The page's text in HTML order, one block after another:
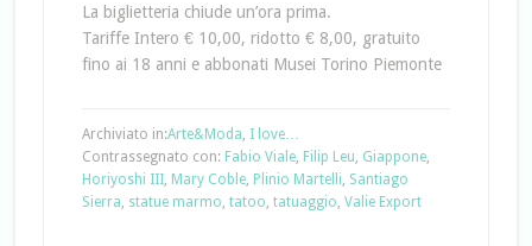
La biglietteria chiude un’ora prima.
Tariffe Intero € 10,00, ridotto € 8,00, gratuito
fino ai 18 anni e abbonati Musei Torino Piemonte
Archiviato in:Arte&Moda, I love…
Contrassegnato con: Fabio Viale, Filip Leu, Giappone,
Horiyoshi III, Mary Coble, Plinio Martelli, Santiago
Sierra, statue marmo, tatoo, tatuaggio, Valie Export